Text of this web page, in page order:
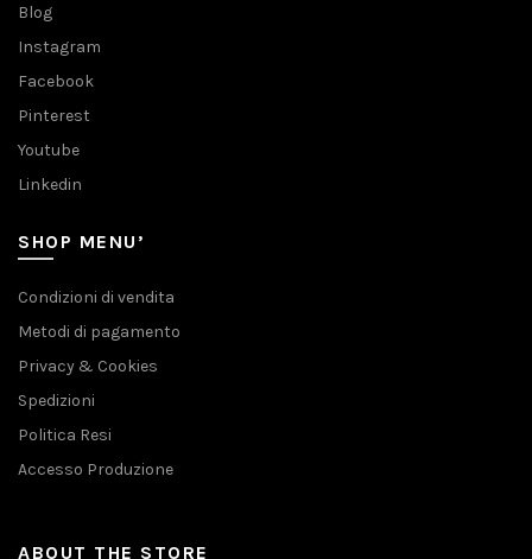
Blog
Instagram
Facebook
Pinterest
Youtube
Linkedin
SHOP MENU’
Condizioni di vendita
Metodi di pagamento
Privacy & Cookies
Spedizioni
Politica Resi
Accesso Produzione
ABOUT THE STORE